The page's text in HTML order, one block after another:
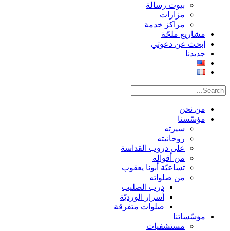
بيوت رسالة
مزارات
مراكز خدمة
مشاريع ملحّة
ابحث عن دعوتي
جديدنا
من نحن
مؤسّسنا
سيرته
روحانيته
على دروب القداسة
من أقواله
تساعيّة أبونا يعقوب
من صلواته
درب الصليب
أسرار الورديّة
صلوات متفرقة
مؤسّساتنا
مستشفيات